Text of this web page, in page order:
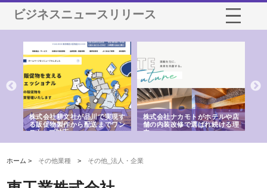
ビジネスニュースリリース
株式会社耕文社が品川で実現す
る販促物製作から配送までワン
ストップ対応
株式会社ナカモトがホテルや店
舗の内装改修で選ばれ続ける理
由
ホーム > その他業種 > その他_法人・企業